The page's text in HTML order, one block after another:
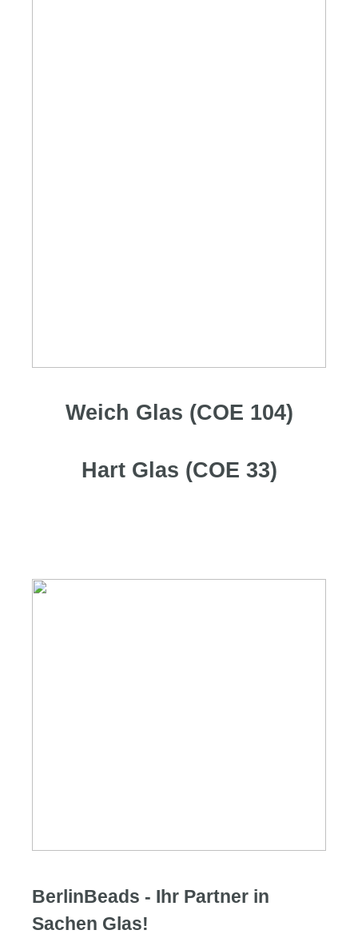
Weich Glas (COE 104)
Hart Glas (COE 33)
BerlinBeads - Ihr Partner in
Sachen Glas!